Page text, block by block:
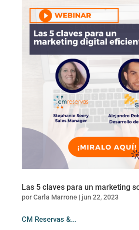
Las 5 claves para un marketing
porCarla Marrone | jun 22, 2023
CM Reservas &...